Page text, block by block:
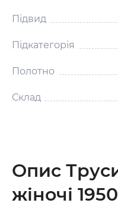
Підвид
Підкатегорія
Полотно
Склад
Опис
жіночі 1950